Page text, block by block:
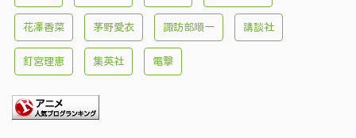
花澤香菜 茅野愛衣 諏訪部順一 講談社
釘宮理恵 集英社 電撃